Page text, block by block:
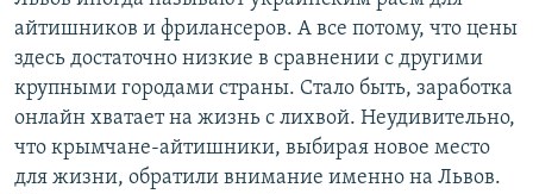
айтишников и фрилансеров. А все потому, что цены
здесь достаточно низкие в сравнении с другими
крупными городами страны. Стало быть, заработка
онлайн хватает на жизнь с лихвой. Неудивительно,
что крымчане-айтишники, выбирая новое место
для жизни, обратили внимание именно на Львов.